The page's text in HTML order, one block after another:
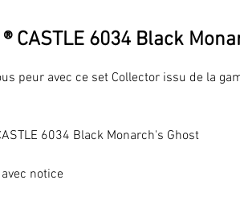
® CASTLE 6034 Black
peur avec ce set Collector issu de la
6034 Black Monarch's Ghost
notice